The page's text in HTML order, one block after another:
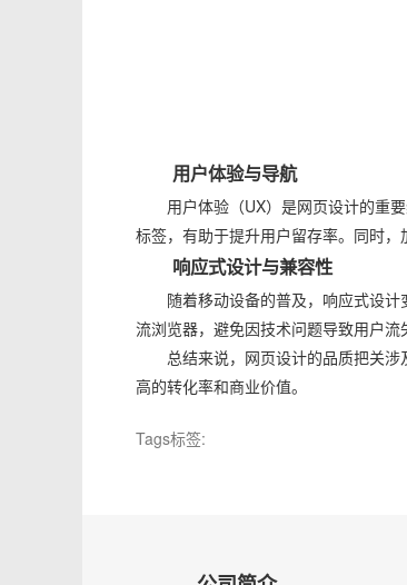
用户体验与导航
用户体验（UX）是网页设计的重
标签，有助于提升用户留存率。同时
响应式设计与兼容性
随着移动设备的普及，响应式设
流浏览器，避免因技术问题导致用户流
总结来说，网页设计的品质把关
高的转化率和商业价值。
Tags标签: